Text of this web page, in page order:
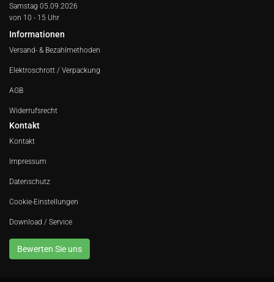
Samstag 05.09.2026
von 10 - 15 Uhr
Informationen
Versand- & Bezahlmethoden
Elektroschrott / Verpackung
AGB
Widerrufsrecht
Kontakt
Kontakt
Impressum
Datenschutz
Cookie-Einstellungen
Download / Service
Bewerten Sie uns